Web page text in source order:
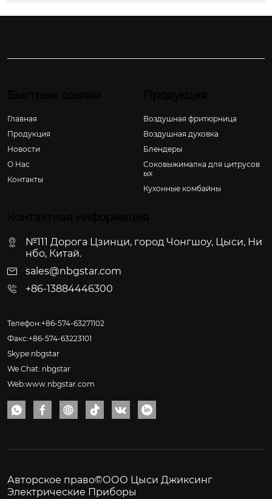
Главная
Продукция
Новости
О Hас
Контакты
Воздушная фритюрница
Воздушная духовка
Блендеры
Соковыжималка для цитрусов
ых
Кухонные комбайны
№111 Дорога Цзинци, город Чонгшоу, Цыси, Ни
нбо, Китай.
sales@nbgstar.com
+86-13884446300
Телефон:+86-574-63271102
Факс:+86-574-63223101
Skype:nbgstar
We Chat: nbgstar
Web:www.nbgstar.com
     
Авторское право©ООО Цыси Джиксинг
Электрические Приборы